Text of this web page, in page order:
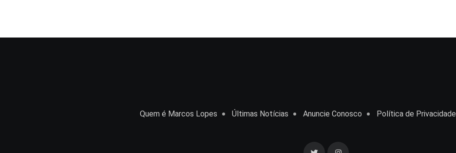
Quem é Marcos Lopes Últimas Notícias Anuncie Conosco Política de Privacidade